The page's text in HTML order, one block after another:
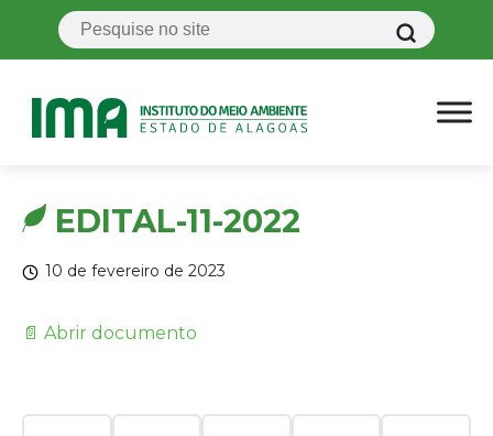
EDITAL-11-2022
10 de fevereiro de 2023
📄 Abrir documento